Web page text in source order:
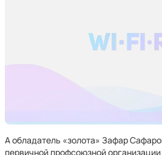
А обладатель «золота» Зафар
первичной профсоюзной